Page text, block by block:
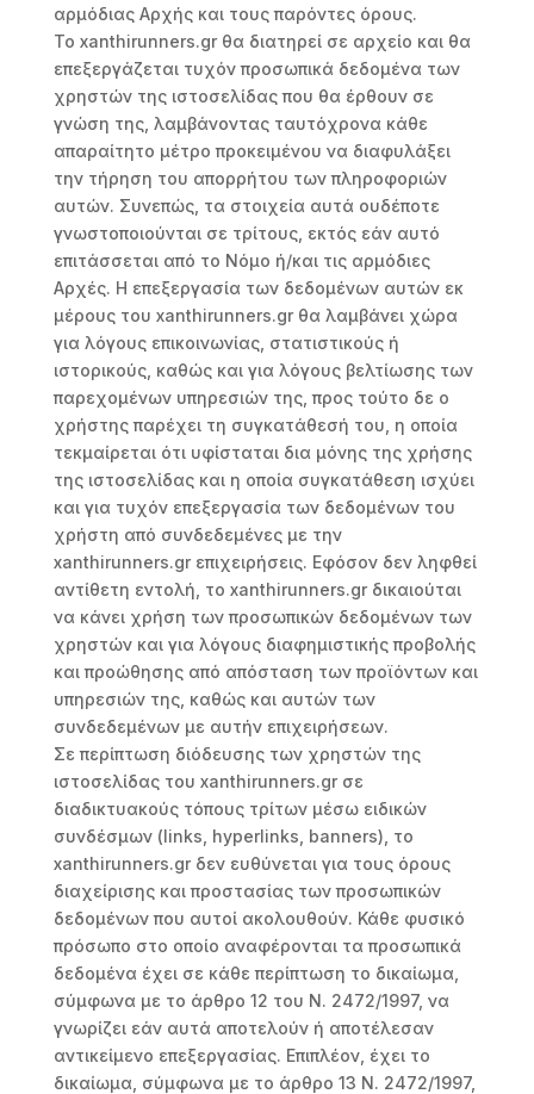
αρμόδιας Αρχής και τους παρόντες όρους.
Το xanthirunners.gr θα διατηρεί σε αρχείο και θα
επεξεργάζεται τυχόν προσωπικά δεδομένα των
χρηστών της ιστοσελίδας που θα έρθουν σε
γνώση της, λαμβάνοντας ταυτόχρονα κάθε
απαραίτητο μέτρο προκειμένου να διαφυλάξει
την τήρηση του απορρήτου των πληροφοριών
αυτών. Συνεπώς, τα στοιχεία αυτά ουδέποτε
γνωστοποιούνται σε τρίτους, εκτός εάν αυτό
επιτάσσεται από το Νόμο ή/και τις αρμόδιες
Αρχές. Η επεξεργασία των δεδομένων αυτών εκ
μέρους του xanthirunners.gr θα λαμβάνει χώρα
για λόγους επικοινωνίας, στατιστικούς ή
ιστορικούς, καθώς και για λόγους βελτίωσης των
παρεχομένων υπηρεσιών της, προς τούτο δε ο
χρήστης παρέχει τη συγκατάθεσή του, η οποία
τεκμαίρεται ότι υφίσταται δια μόνης της χρήσης
της ιστοσελίδας και η οποία συγκατάθεση ισχύει
και για τυχόν επεξεργασία των δεδομένων του
χρήστη από συνδεδεμένες με την
xanthirunners.gr επιχειρήσεις. Εφόσον δεν ληφθεί
αντίθετη εντολή, το xanthirunners.gr δικαιούται
να κάνει χρήση των προσωπικών δεδομένων των
χρηστών και για λόγους διαφημιστικής προβολής
και προώθησης από απόσταση των προϊόντων και
υπηρεσιών της, καθώς και αυτών των
συνδεδεμένων με αυτήν επιχειρήσεων.
Σε περίπτωση διόδευσης των χρηστών της
ιστοσελίδας του xanthirunners.gr σε
διαδικτυακούς τόπους τρίτων μέσω ειδικών
συνδέσμων (links, hyperlinks, banners), το
xanthirunners.gr δεν ευθύνεται για τους όρους
διαχείρισης και προστασίας των προσωπικών
δεδομένων που αυτοί ακολουθούν. Κάθε φυσικό
πρόσωπο στο οποίο αναφέρονται τα προσωπικά
δεδομένα έχει σε κάθε περίπτωση το δικαίωμα,
σύμφωνα με το άρθρο 12 του Ν. 2472/1997, να
γνωρίζει εάν αυτά αποτελούν ή αποτέλεσαν
αντικείμενο επεξεργασίας. Επιπλέον, έχει το
δικαίωμα, σύμφωνα με το άρθρο 13 Ν. 2472/1997,